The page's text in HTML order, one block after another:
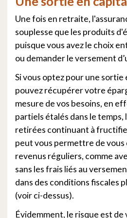
Une fois en retraite,
souplesse que les produits
puisque vous avez le choix
ou demander le versement
Si vous optez pour une sortie
pouvez récupérer votre
mesure de vos besoins, en
partiels étalés dans le temps,
retirées continuant à
peut vous permettre de
revenus réguliers, comme
sans les frais liés au
dans des conditions fiscales
(voir ci-dessus).
Évidemment, le risque est